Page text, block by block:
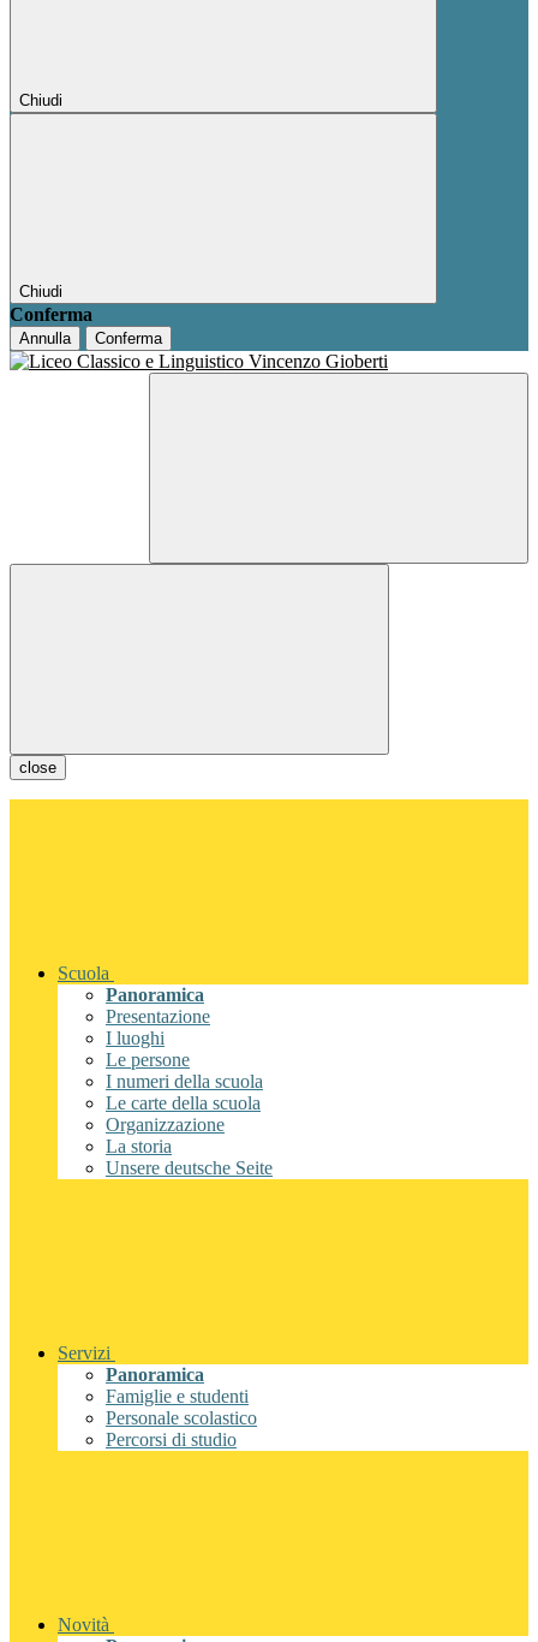
Chiudi
Chiudi
Conferma
Annulla Conferma
close
Scuola
Panoramica
Presentazione
I luoghi
Le persone
I numeri della scuola
Le carte della scuola
Organizzazione
La storia
Unsere deutsche Seite
Servizi
Panoramica
Famiglie e studenti
Personale scolastico
Percorsi di studio
Novità